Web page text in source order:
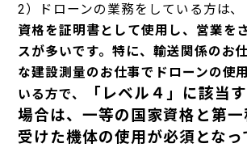
2 ）ドローンの業務をしている方は、
資格を証明書として使用し、営業を
スが多いです。特に、輸送関係のお
な建設測量のお仕事でドローンの使
いる方で、
「レベル４」に該当
場合は、一等の国家資格と第一
受けた機体の使用が必須となっ